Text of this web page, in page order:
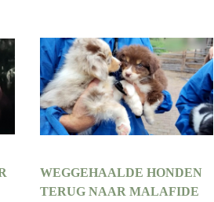
WEGGEHAALDE HONDEN
TERUG NAAR MALAFIDE